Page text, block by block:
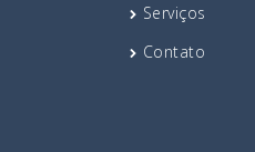
Serviços
Contato